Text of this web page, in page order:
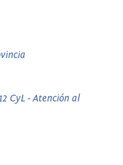
CyL - Atención al